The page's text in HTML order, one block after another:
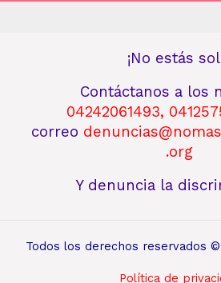
¡No estás
Contáctanos a los
04242061493,
correo
.org
Y denuncia la
Todos los derechos reservados ©
Política de